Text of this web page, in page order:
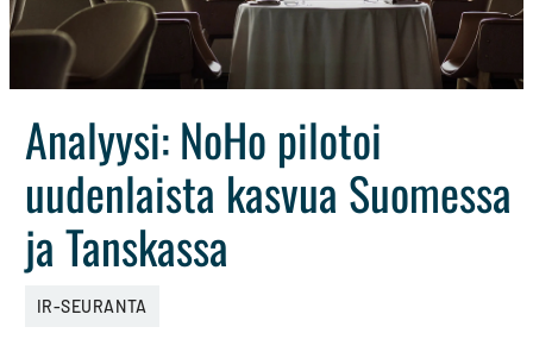
Analyysi: NoHo pilotoi
uudenlaista kasvua Suomessa
ja Tanskassa
IR-SEURANTA